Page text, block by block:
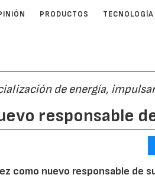
PRODUCTOS TECNOLOGÍA
de energía,
responsable
como nuevo responsable de